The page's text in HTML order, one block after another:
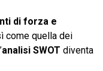
di forza e
come quella dei
analisi SWOT diventa